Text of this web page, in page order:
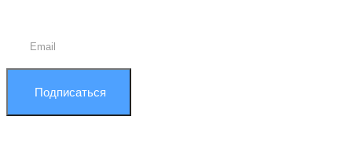
Подписаться